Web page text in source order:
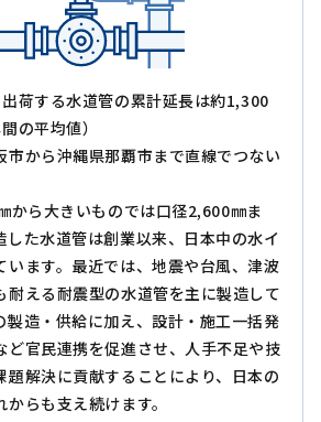
荷する水道管の累計延長は約1,300
の平均値）
市から沖縄県那覇市まで直線でつない
から大きいものでは口径2,600㎜ま
した水道管は創業以来、日本中の水イ
います。最近では、地震や台風、津波
耐える耐震型の水道管を主に製造して
製造・供給に加え、設計・施工一括発
ど官民連携を促進させ、人手不足や技
題解決に貢献することにより、日本の
らも支え続けます。